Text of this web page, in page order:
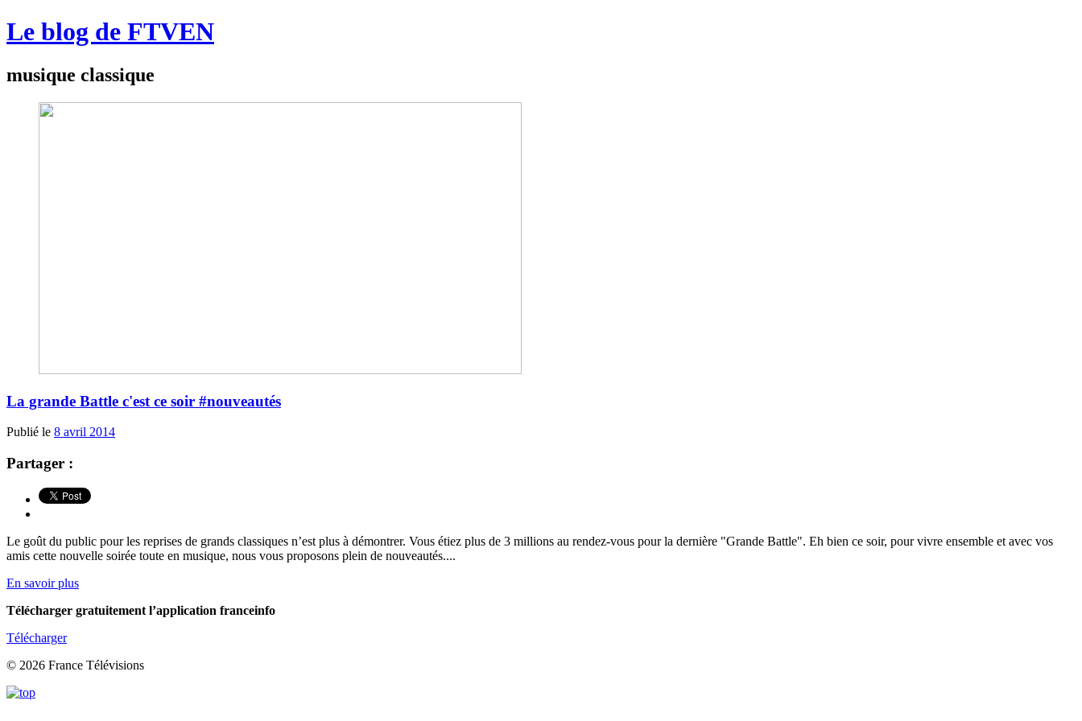
Le blog de FTVEN
musique classique
La grande Battle c'est ce soir #nouveautés
Publié le 8 avril 2014
Partager :
Le goût du public pour les reprises de grands classiques n’est plus à démontrer. Vous étiez plus de 3 millions au rendez-vous pour la dernière "Grande Battle". Eh bien ce soir, pour vivre ensemble et avec vos
amis cette nouvelle soirée toute en musique, nous vous proposons plein de nouveautés....
En savoir plus
Télécharger gratuitement l’application franceinfo
Télécharger
© 2026 France Télévisions